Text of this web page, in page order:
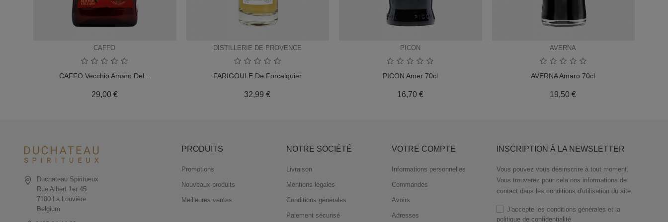
CAFFO
CAFFO Vecchio Amaro Del...
29,00 €Prix
DISTILLERIE DE PROVENCE
FARIGOULE De Forcalquier
32,99 €Prix
PICON
PICON Amer 70cl
16,70 €Prix
AVERNA
AVERNA Amaro 70cl
19,50 €Prix
Duchateau Spiritueux
Rue Albert 1er 45
7100 La Louvière
Belgium
PRODUITS
Promotions
Nouveaux produits
Meilleures ventes
NOTRE SOCIÉTÉ
Livraison
Mentions légales
Conditions générales
Paiement sécurisé
VOTRE COMPTE
Informations personnelles
Commandes
Avoirs
Adresses
INSCRIPTION À LA NEWSLETTER
Vous pouvez vous désinscrire à tout moment.
Vous trouverez pour cela nos informations de
contact dans les conditions d'utilisation du site.
J'accepte les conditions générales et la
politique de confidentialité